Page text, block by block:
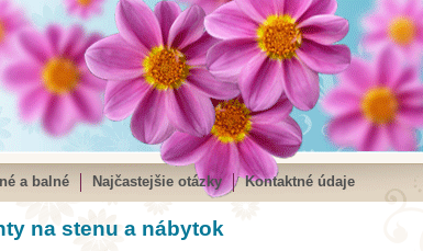
a balné Najčastejšie otázky Kontaktné údaje
na stenu a nábytok